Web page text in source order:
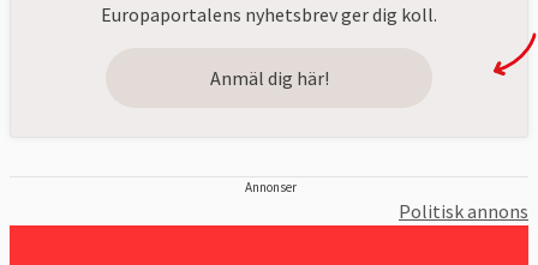
Europaportalens nyhetsbrev ger dig koll.
Anmäl dig här!
Annonser
Politisk annons